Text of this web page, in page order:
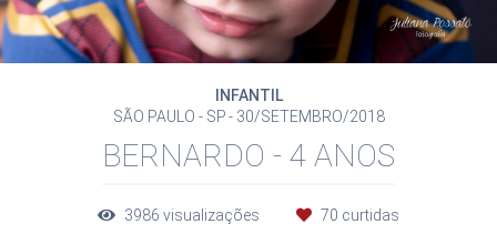
INFANTIL
SÃO PAULO - SP
30/SETEMBRO/2018
BERNARDO - 4 ANOS
3986 visualizações 70 curtidas